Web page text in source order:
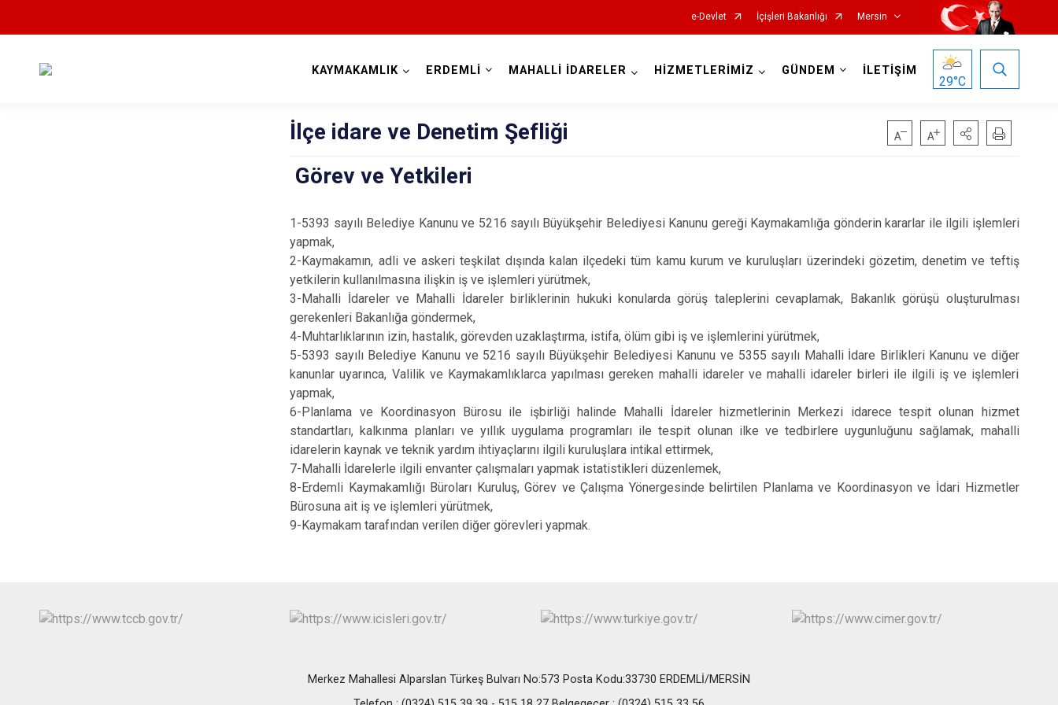
e-Devlet İçişleri Bakanlığı Mersin
Bozyazı
Çamlıyayla
Erdemli
Gülnar
Mut
Akdeniz
Toroslar
Yenişehir
KAYMAKAMLIK ERDEMLİ MAHALLİ İDARELER HİZMETLERİMİZ GÜNDEM İLETİŞİM
29°C
İlçe idare ve Denetim Şefliği
Görev ve Yetkileri
1-5393 sayılı Belediye Kanunu ve 5216 sayılı Büyükşehir Belediyesi Kanunu gereği Kaymakamlığa gönderin kararlar ile ilgili işlemleri
yapmak,
2-Kaymakamın, adli ve askeri teşkilat dışında kalan ilçedeki tüm kamu kurum ve kuruluşları üzerindeki gözetim, denetim ve teftiş
yetkilerin kullanılmasına ilişkin iş ve işlemleri yürütmek,
3-Mahalli İdareler ve Mahalli İdareler birliklerinin hukuki konularda görüş taleplerini cevaplamak, Bakanlık görüşü oluşturulması
gerekenleri Bakanlığa göndermek,
4-Muhtarlıklarının izin, hastalık, görevden uzaklaştırma, istifa, ölüm gibi iş ve işlemlerini yürütmek,
5-5393 sayılı Belediye Kanunu ve 5216 sayılı Büyükşehir Belediyesi Kanunu ve 5355 sayılı Mahalli İdare Birlikleri Kanunu ve diğer
kanunlar uyarınca, Valilik ve Kaymakamlıklarca yapılması gereken mahalli idareler ve mahalli idareler birleri ile ilgili iş ve işlemleri
yapmak,
6-Planlama ve Koordinasyon Bürosu ile işbirliği halinde Mahalli İdareler hizmetlerinin Merkezi idarece tespit olunan hizmet
standartları, kalkınma planları ve yıllık uygulama programları ile tespit olunan ilke ve tedbirlere uygunluğunu sağlamak, mahalli
idarelerin kaynak ve teknik yardım ihtiyaçlarını ilgili kuruluşlara intikal ettirmek,
7-Mahalli İdarelerle ilgili envanter çalışmaları yapmak istatistikleri düzenlemek,
8-Erdemli Kaymakamlığı Büroları Kuruluş, Görev ve Çalışma Yönergesinde belirtilen Planlama ve Koordinasyon ve İdari Hizmetler
Bürosuna ait iş ve işlemleri yürütmek,
9-Kaymakam tarafından verilen diğer görevleri yapmak.
Merkez Mahallesi Alparslan Türkeş Bulvarı No:573 Posta Kodu:33730 ERDEMLİ/MERSİN